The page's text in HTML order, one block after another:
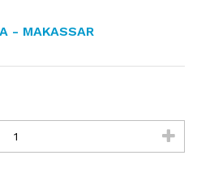
- MAKASSAR